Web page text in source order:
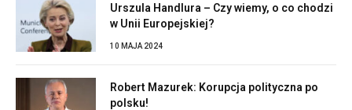
Urszula Handlura – Czy wiemy, o co chodzi
w Unii Europejskiej?
10 MAJA 2024
Robert Mazurek: Korupcja polityczna po
polsku!